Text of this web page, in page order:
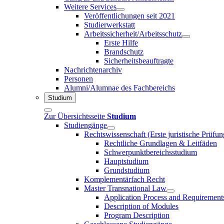
Weitere Services
Veröffentlichungen seit 2021
Studierwerkstatt
Arbeitssicherheit/Arbeitsschutz
Erste Hilfe
Brandschutz
Sicherheitsbeauftragte
Nachrichtenarchiv
Personen
Alumni/Alumnae des Fachbereichs
Studium
Zur Übersichtsseite Studium
Studiengänge
Rechtswissenschaft (Erste juristische
Rechtliche Grundlagen & Leitfäden
Schwerpunktbereichsstudium
Hauptstudium
Grundstudium
Komplementärfach Recht
Master Transnational Law
Application Process and
Description of Modules
Program Description